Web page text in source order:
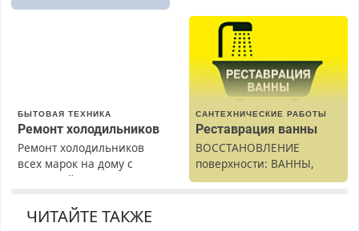
(мужчины, женщины).
Прием по ТК РФ. График
работы любой.
Бесплатное проживание.
З/п – до 96000 рублей до
Ежемесячно
выплачивается денежная
премия. Возможно
бесплатное обучение,
получение документов,
БЫТОВАЯ ТЕХНИКА
Ремонт холодильников
Ремонт холодильников
всех марок на дому с
гарантией. Замена
Недорого. Без выходных.
САНТЕХНИЧЕСКИЕ РАБОТЫ
Реставрация ванны
ВОССТАНОВЛЕНИЕ
поверхности: ВАННЫ,
раковины, подоконника.
ЧИТАЙТЕ ТАКЖЕ